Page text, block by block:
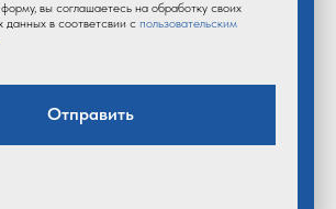
вы соглашаетесь на обработку своих
данных в соответсвии с пользовательским
Отправить